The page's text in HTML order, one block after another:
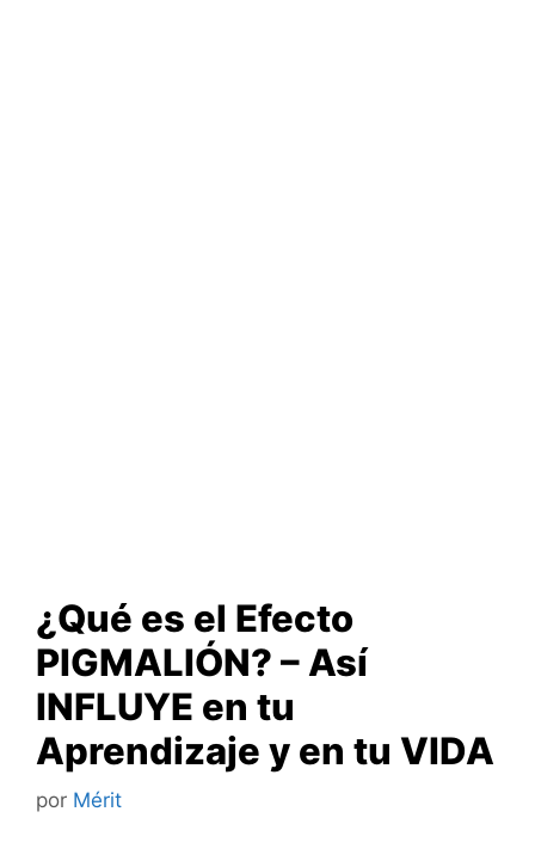
¿Qué es el Efecto
PIGMALIÓN? – Así
INFLUYE en tu
Aprendizaje y en tu VIDA
por Mérit